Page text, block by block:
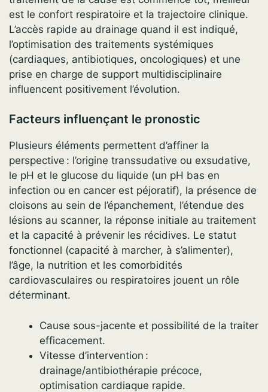
est le confort respiratoire et la trajectoire clinique.
L’accès rapide au drainage quand il est indiqué,
l’optimisation des traitements systémiques
(cardiaques, antibiotiques, oncologiques) et une
prise en charge de support multidisciplinaire
influencent positivement l’évolution.
Facteurs influençant le pronostic
Plusieurs éléments permettent d’affiner la
perspective : l’origine transsudative ou exsudative,
le pH et le glucose du liquide (un pH bas en
infection ou en cancer est péjoratif), la présence de
cloisons au sein de l’épanchement, l’étendue des
lésions au scanner, la réponse initiale au traitement
et la capacité à prévenir les récidives. Le statut
fonctionnel (capacité à marcher, à s’alimenter),
l’âge, la nutrition et les comorbidités
cardiovasculaires ou respiratoires jouent un rôle
déterminant.
Cause sous-jacente et possibilité de la traiter
efficacement.
Vitesse d’intervention :
drainage/antibiothérapie précoce,
optimisation cardiaque rapide.